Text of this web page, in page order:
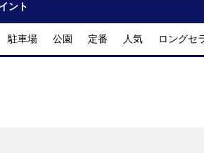
ント
車場 公園 定番 人気 ロングセ